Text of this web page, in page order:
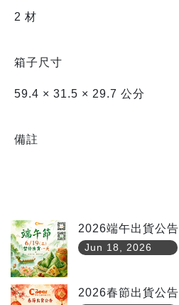
2 材
箱子尺寸
59.4 × 31.5 × 29.7 公分
備註
2026端午出貨公告
Jun 18, 2026
2026春節出貨公告